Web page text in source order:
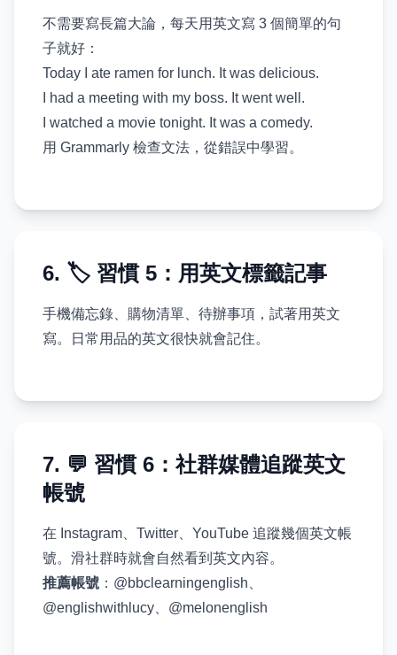
不需要寫長篇大論，每天用英文寫 3 個簡單的句
子就好：
Today I ate ramen for lunch. It was delicious.
I had a meeting with my boss. It went well.
I watched a movie tonight. It was a comedy.
用 Grammarly 檢查文法，從錯誤中學習。
6. 🏷️ 習慣 5：用英文標籤記事
手機備忘錄、購物清單、待辦事項，試著用英文
寫。日常用品的英文很快就會記住。
7. 💬 習慣 6：社群媒體追蹤英文
帳號
在 Instagram、Twitter、YouTube 追蹤幾個英文帳
號。滑社群時就會自然看到英文內容。
推薦帳號 ：@bbclearningenglish、
@englishwithlucy、@melonenglish